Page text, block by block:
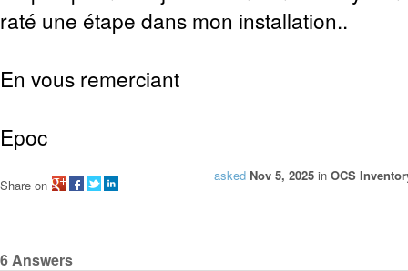
raté une étape dans mon installation..
En vous remerciant
Epoc
asked Nov 5, 2025 in OCS
Share on
6Answers